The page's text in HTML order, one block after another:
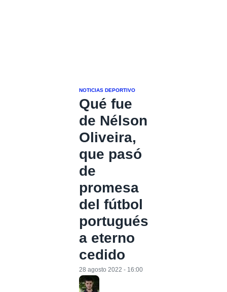
NOTICIAS DEPORTIVO
Qué fue
de Nélson
Oliveira,
que pasó
de
promesa
del fútbol
portugués
a eterno
cedido
28 agosto 2022 - 16:00